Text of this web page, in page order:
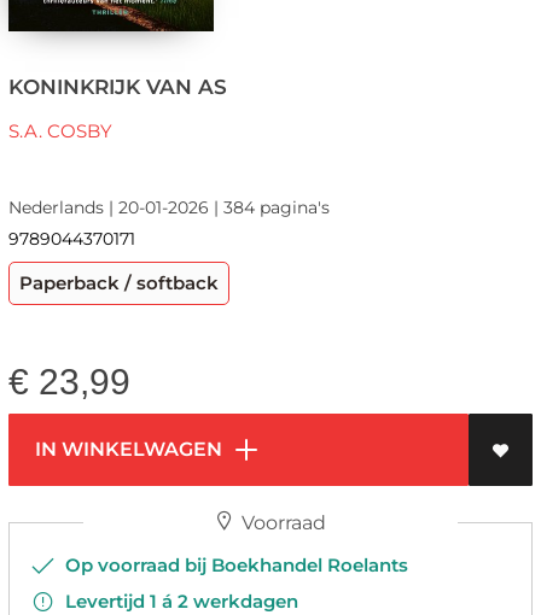
KONINKRIJK VAN AS
S.A. COSBY
Nederlands | 20-01-2026 | 384 pagina's
9789044370171
Paperback / softback
€ 23,99
IN WINKELWAGEN
Voorraad
Op voorraad bij Boekhandel Roelants
Levertijd 1 á 2 werkdagen